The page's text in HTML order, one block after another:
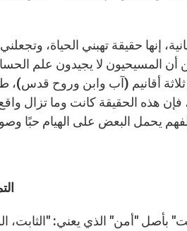
إنها حقيقة تهبني الحياة،
أقانيم (آب وابن وروح قدس)،
هذه الحقيقة كانت وما تزال
بأصل "أمن" الذي يعني: "الثابت،